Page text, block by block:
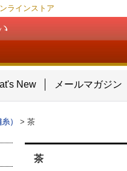
ラインストア
New メールマガジン
） > 茶
茶